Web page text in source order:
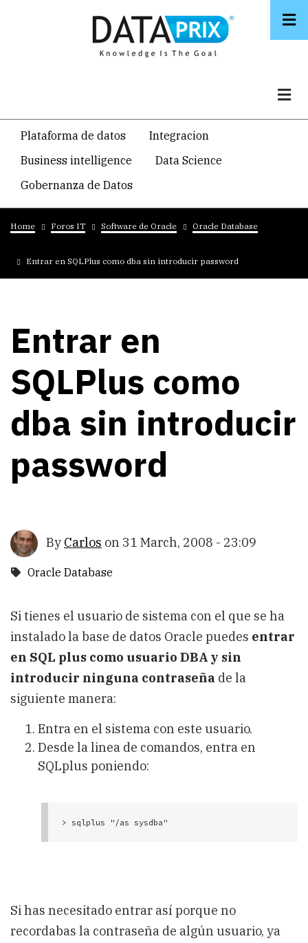
Navegacion
temática
principal
Plataforma de datos
Integracion
Business intelligence
Data Science
Gobernanza de Datos
Breadcrumb
Home Foros IT Software de Oracle Oracle Database
Entrar en SQLPlus como dba sin introducir password
Entrar en
SQLPlus como
dba sin introducir
password
By Carlos on 31 March, 2008 - 23:09
Oracle Database
Si tienes el usuario de sistema con el que se ha
instalado la base de datos Oracle puedes entrar
en SQL plus como usuario DBA y sin
introducir ninguna contraseña de la
siguiente manera:
Entra en el sistema con este usuario.
Desde la linea de comandos, entra en
SQLplus poniendo:
Si has necesitado entrar así porque no
recordabas la contraseña de algún usuario, ya